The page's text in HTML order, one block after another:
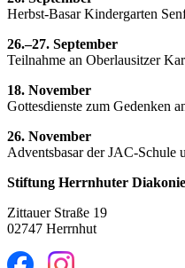
Herbst-Basar Kindergarten
26.–27. September
Teilnahme an Oberlausitzer
18. November
Gottesdienste zum Gedenken
26. November
Adventsbasar der JAC-Schule
Stiftung Herrnhuter Diakonie
Zittauer Straße 19
02747 Herrnhut